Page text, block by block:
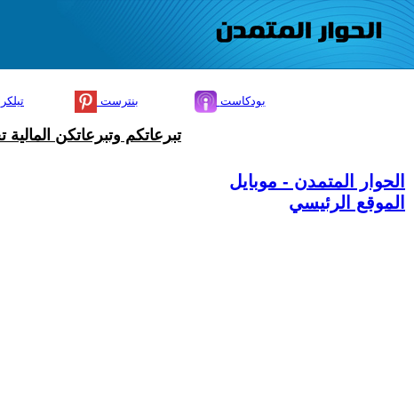
بنترست بودكاست
تبرعاتكم وتبرعاتكن
الحوار المتمدن - موبايل
الموقع الرئيسي